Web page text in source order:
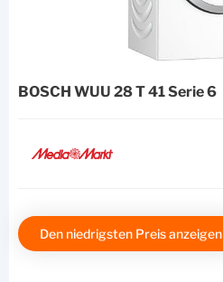
BOSCH WUU 28 T 41 Serie 6
Den niedrigsten Preis anzeigen